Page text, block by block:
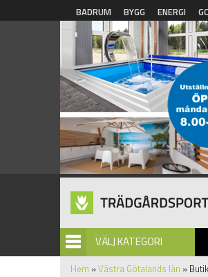
Hoppa till huvudinnehåll
BADRUM BYGG ENERGI
VÄLJ KATEGORI
Hem »Västra Götalands län »